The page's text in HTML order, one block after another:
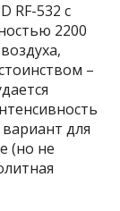
RF-532 с
2200
–
для
(но не